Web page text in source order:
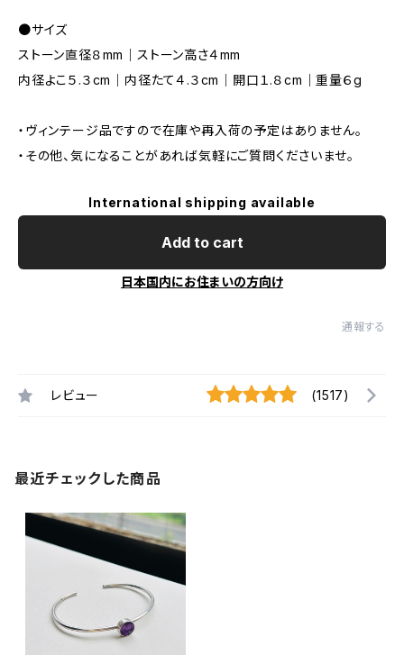
●サイズ
ストーン直径８mm｜ストーン高さ４mm
内径よこ５.３cm｜内径たて４.３cm｜開口１.８cm｜重量６g
・ヴィンテージ品ですので在庫や再入荷の予定はありません。
・その他、気になることがあれば気軽にご質問くださいませ。
International shipping available
Add to cart
日本国内にお住まいの方向け
通報する
レビュー (1517)
最近チェックした商品